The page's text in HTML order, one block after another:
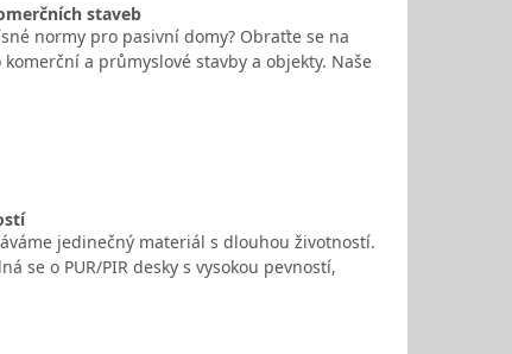
staveb
normy pro pasivní domy? Obraťte se na
a průmyslové stavby a objekty. Naše
jedinečný materiál s dlouhou životností.
se o PUR/PIR desky s vysokou pevností,